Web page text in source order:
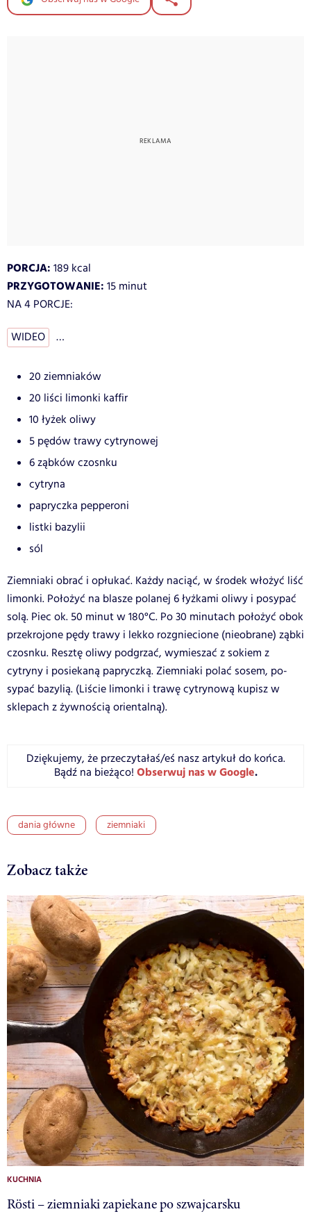
PORCJA: 189 kcal
PRZYGOTOWANIE: 15 minut
NA 4 PORCJE:
WIDEO …
20 ziemniaków
20 liści limonki kaffir
10 łyżek oliwy
5 pędów trawy cytrynowej
6 ząbków czosnku
cytryna
papryczka pepperoni
listki bazylii
sól
Ziemniaki obrać i opłukać. Każdy naciąć, w środek włożyć liść
limonki. Położyć na blasze polanej 6 łyżkami oliwy i posypać
solą. Piec ok. 50 minut w 180°C. Po 30 minutach położyć obok
przekrojone pędy trawy i lekko rozgniecione (nieobrane) ząbki
czosnku. Resztę oliwy podgrzać, wymieszać z sokiem z
cytryny i posiekaną papryczką. Ziemniaki polać sosem, po-
sypać bazylią. (Liście limonki i trawę cytrynową kupisz w
sklepach z żywnością orientalną).
Dziękujemy, że przeczytałaś/eś nasz artykuł do końca.
Bądź na bieżąco! Obserwuj nas w Google.
dania główne ziemniaki
Zobacz także
KUCHNIA
Rösti – ziemniaki zapiekane po szwajcarsku